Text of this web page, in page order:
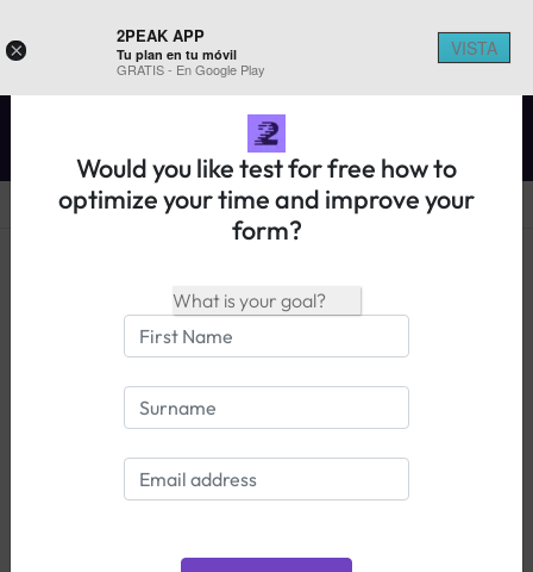
×
2PEAK APP
Tu plan en tu móvil
GRATIS - En Google Play
VISTA
Estadísticas
REGISTER ON 2PEAK
Would you like test for free how to
optimize your time and improve your
form?